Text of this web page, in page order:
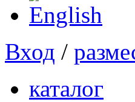
Вход /
каталог